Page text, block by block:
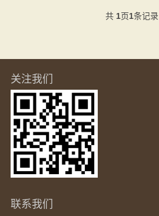
共 1页1条记录
关注我们
联系我们